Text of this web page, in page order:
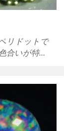
リドットで
合いが特…